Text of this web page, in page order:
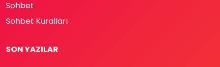
Sohbet
Sohbet Kuralları
SON YAZILAR